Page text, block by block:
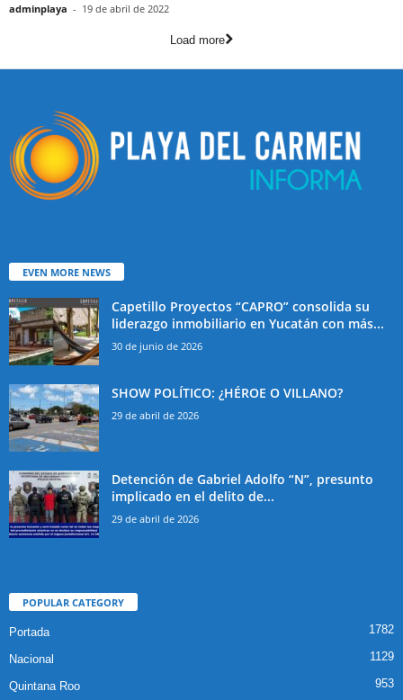
adminplaya - 19 de abril de 2022
Load more
EVEN MORE NEWS
Capetillo Proyectos “CAPRO” consolida su
liderazgo inmobiliario en Yucatán con más...
30 de junio de 2026
SHOW POLÍTICO: ¿HÉROE O VILLANO?
29 de abril de 2026
Detención de Gabriel Adolfo “N”, presunto
implicado en el delito de...
29 de abril de 2026
POPULAR CATEGORY
Portada 1782
Nacional 1129
Quintana Roo 953